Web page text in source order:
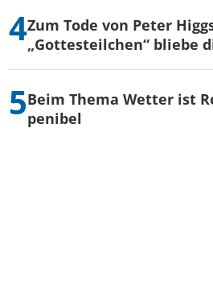
Zum Tode von Peter
„Gottesteilchen“ bliebe
Beim Thema Wetter ist
penibel